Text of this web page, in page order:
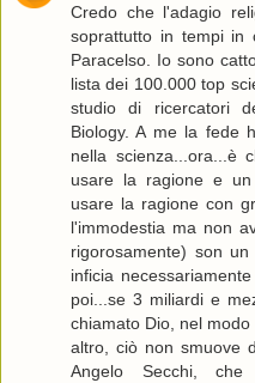
Credo che l'adagio
soprattutto in tempi in
Paracelso. Io sono
lista dei 100.000 top
studio di ricercatori
Biology. A me la fede
nella scienza...ora...è
usare la ragione e
usare la ragione con
l'immodestia ma non
rigorosamente) son
inficia
poi...se 3 miliardi e
chiamato Dio, nel
altro, ciò non smuove
Angelo Secchi,